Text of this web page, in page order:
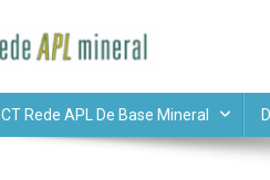
CT Rede APL De Base Mineral